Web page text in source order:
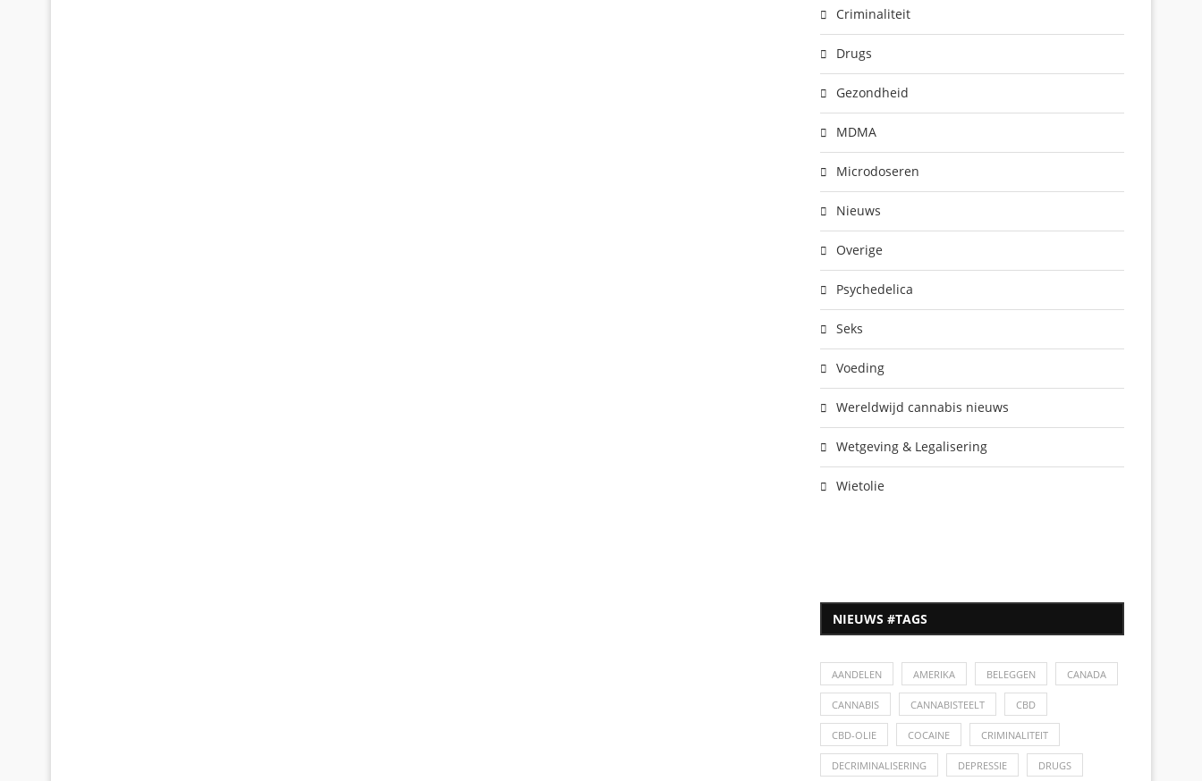
Criminaliteit
Drugs
Gezondheid
MDMA
Microdoseren
Nieuws
Overige
Psychedelica
Seks
Voeding
Wereldwijd cannabis nieuws
Wetgeving & Legalisering
Wietolie
NIEUWS #TAGS
AANDELEN AMERIKA BELEGGEN CANADA
CANNABIS CANNABISTEELT CBD
CBD-OLIE COCAINE CRIMINALITEIT
DECRIMINALISERING DEPRESSIE DRUGS